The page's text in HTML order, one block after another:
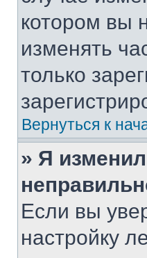
котором вы
изменять
только
Вернуться к
» Я
Если вы
настройку